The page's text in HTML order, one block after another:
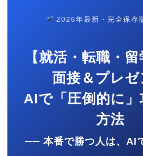
2026年最新・完全保存
【就活・転職・
面接＆プレゼ
AIで「圧倒的に」
方法
── 本番で勝つ人は、AI